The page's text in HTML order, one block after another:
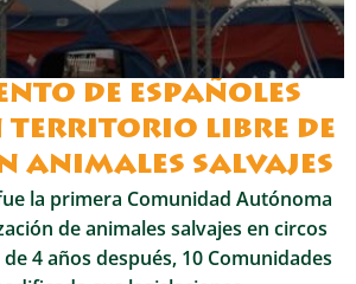
de españoles
territorio libre de
animales salvajes
la primera Comunidad Autónoma
de animales salvajes en circos
4 años después, 10 Comunidades